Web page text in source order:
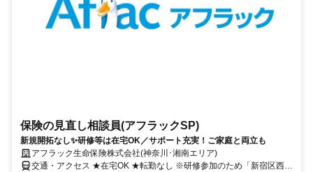
保険の見直し相談員(アフラックSP)
新規開拓なし✨研修等は在宅OK／サポート充実！ご家庭と両立も
アフラック生命保険株式会社(神奈川･湘南エリア)
交通・アクセス ★在宅OK ★転勤なし ※研修参加のため「新宿区西新